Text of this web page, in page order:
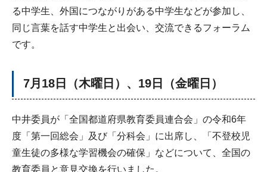
る中学生、外国につながりがある中学生などが参加し、
同じ言葉を話す中学生と出会い、交流できるフォーラム
です。
7月18日（木曜日）、19日（金曜日）
中井委員が「全国都道府県教育委員連合会」の令和6年
度「第一回総会」及び「分科会」に出席し、「不登校児
童生徒の多様な学習機会の確保」などについて、全国の
教育委員と意見交換を行いました。